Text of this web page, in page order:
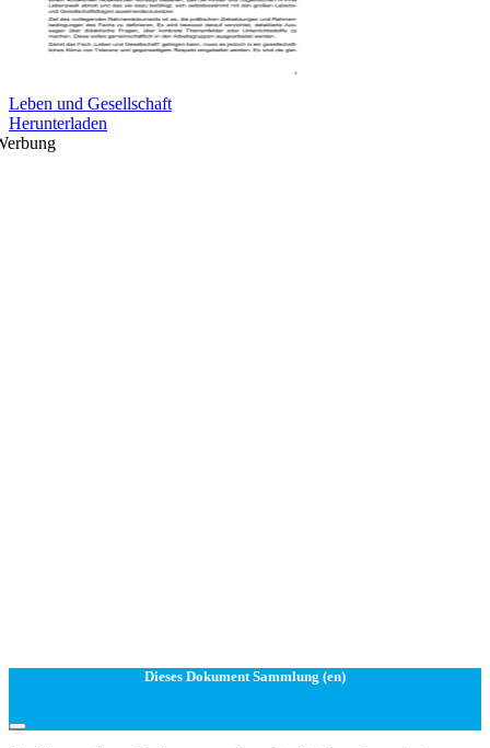
Leben und Gesellschaft
Herunterladen
Dieses Dokument Sammlung (en)